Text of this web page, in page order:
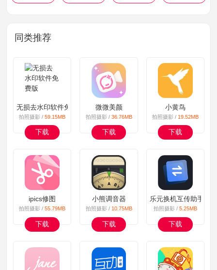
同类推荐
无损去水印软件免费版
拍照摄影 / 59.15MB
下载
微微美颜
拍照摄影 / 36.76MB
下载
小黄鸟
拍照摄影 / 19.52MB
下载
ipics修图
拍照摄影 / 55.79MB
下载
小熊调音器
拍照摄影 / 10.75MB
下载
乐元换机互传助手
拍照摄影 /5.25MB
下载